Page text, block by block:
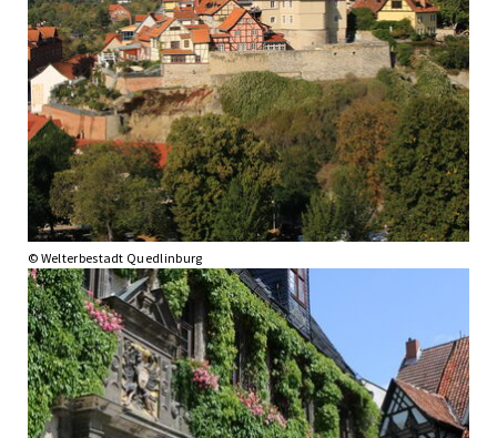
© Welterbestadt Quedlinburg